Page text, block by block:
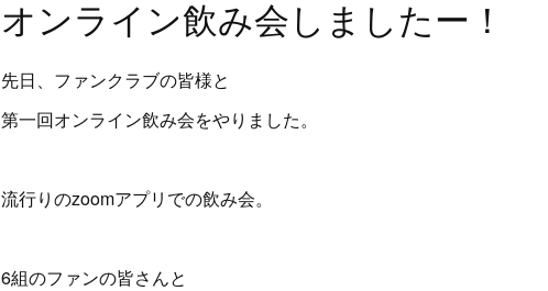
オンライン飲み会しましたー！
先日、ファンクラブの皆様と
第一回オンライン飲み会をやりました。
流行りのzoomアプリでの飲み会。
6組のファンの皆さんと